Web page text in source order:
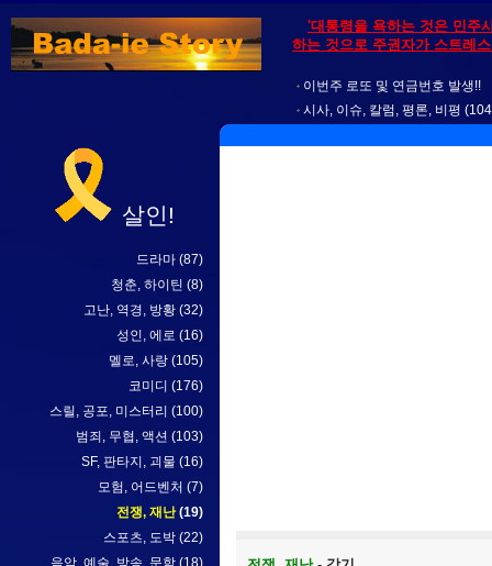
'대통령을 욕하는 것은 민주
하는 것으로 주권자가 스트레
이번주 로또 및 연금번호 발생!!
시사, 이슈, 칼럼, 평론, 비평
살인!
드라마 (87)
청춘, 하이틴 (8)
고난, 역경, 방황 (32)
성인, 에로 (16)
멜로, 사랑 (105)
코미디 (176)
스릴, 공포, 미스터리 (100)
범죄, 무협, 액션 (103)
SF, 판타지, 괴물 (16)
모험, 어드벤처 (7)
전쟁, 재난 (19)
스포츠, 도박 (22)
음악, 예술, 방송, 문학 (18)